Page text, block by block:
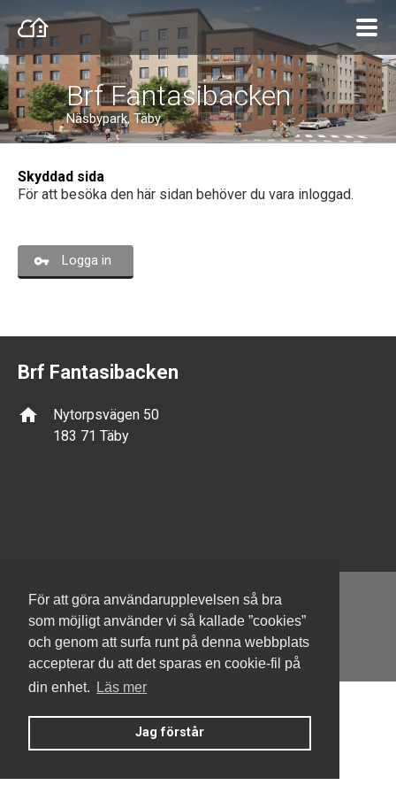
För att göra användarupplevelsen så bra
som möjligt använder vi så kallade ”cookies”
och genom att surfa runt på denna webbplats
accepterar du att det sparas en cookie-fil på
din enhet.
Läs mer
Jag förstår
Brf Fantasibacken
Näsbypark, Täby
Skyddad sida
För att besöka den här sidan behöver du vara inloggad.
Logga in
Brf Fantasibacken
home
Nytorpsvägen 50
183 71 Täby
Denna hemsida är byggd med Smart Brf ®